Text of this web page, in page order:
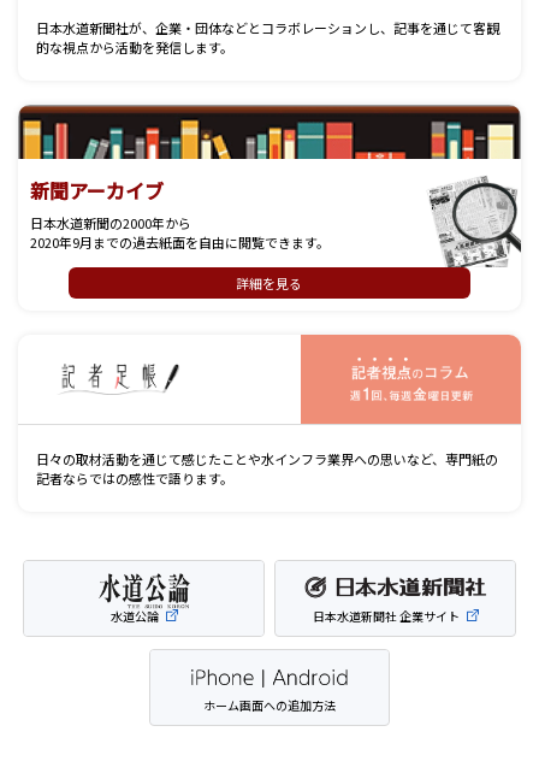
日本水道新聞社が、企業・団体などとコラボレーションし、記事を通じて客観
的な視点から活動を発信します。
新聞アーカイブ
日本水道新聞の2000年から
2020年9月までの過去紙面を自由に閲覧できます。
詳細を見る
日々の取材活動を通じて感じたことや水インフラ業界への思いなど、専門紙の
記者ならではの感性で語ります。
水道公論 日本水道新聞社 企業サイト
ホーム画面への追加方法